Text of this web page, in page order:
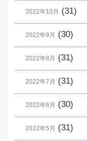
2022年10月 (31)
2022年9月 (30)
2022年8月 (31)
2022年7月 (31)
2022年6月 (30)
2022年5月 (31)